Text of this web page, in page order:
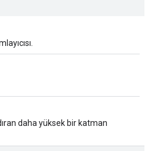
daha yüksek bir katman